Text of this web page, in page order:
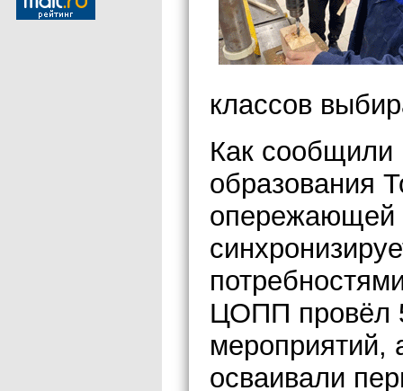
классов
Как
образования
опережающей
ЦОПП провёл
мероприятий,
осваивали